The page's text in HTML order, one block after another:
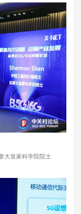
大皇家科学院院士